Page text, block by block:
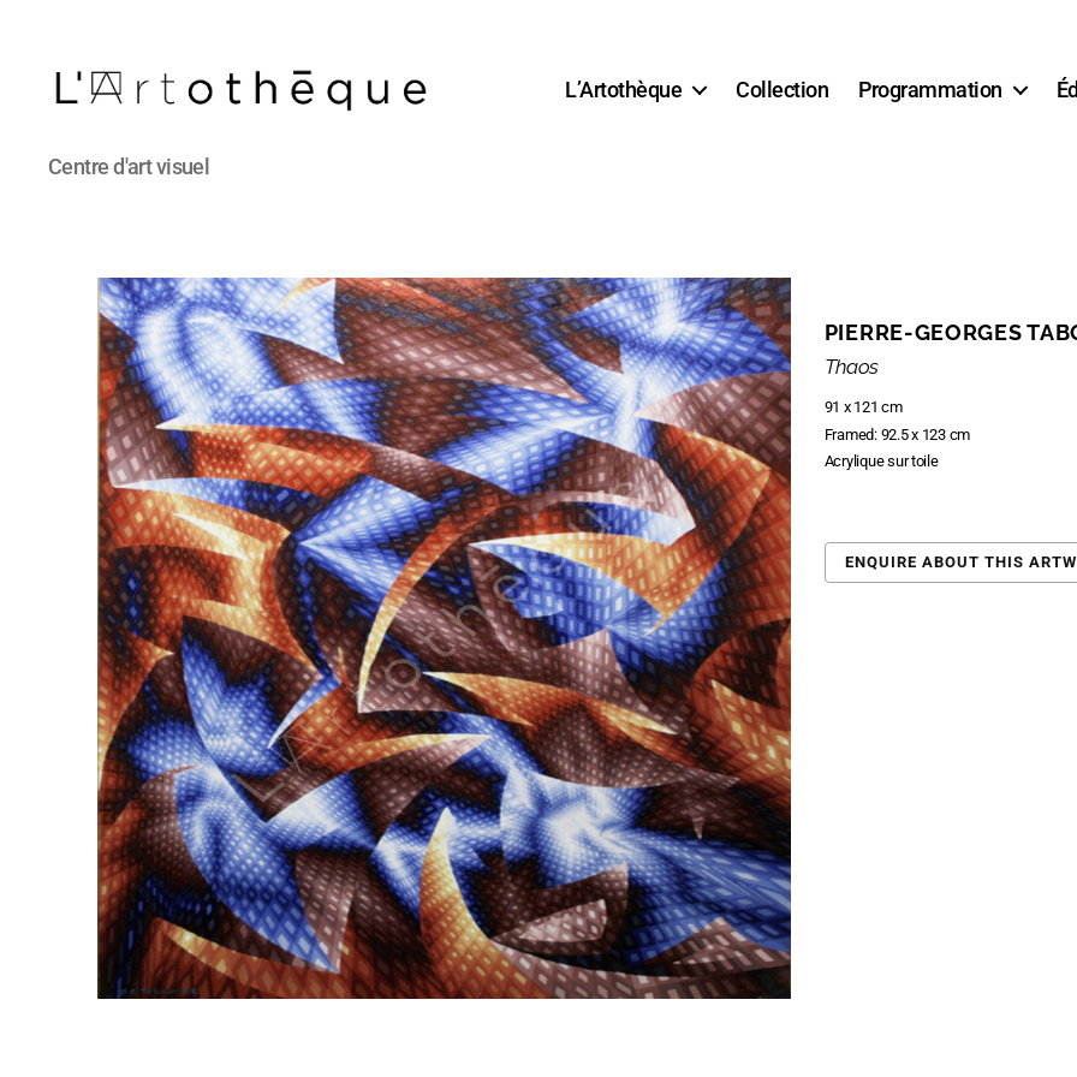
L'Artothèque
Centre d'art visuel
L’Artothèque Collection Programmation
PIERRE-GEORGES
Thaos
91 x 121 cm
Framed: 92.5 x 123 cm
Acrylique sur toile
ENQUIRE ABOUT THIS